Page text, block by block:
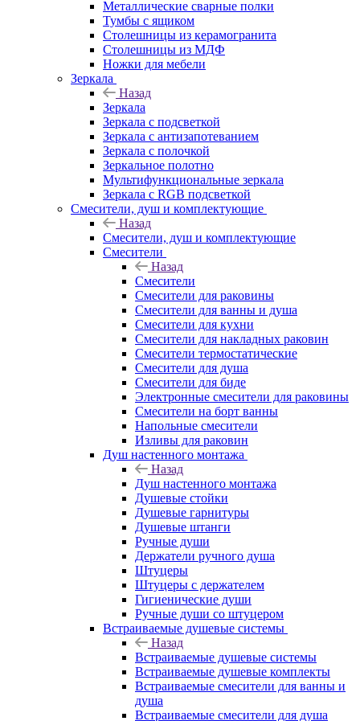
Металлические сварные полки
Тумбы с ящиком
Столешницы из керамогранита
Столешницы из МДФ
Ножки для мебели
Зеркала
Назад
Зеркала
Зеркала с подсветкой
Зеркала с антизапотеванием
Зеркала с полочкой
Зеркальное полотно
Мультифункциональные зеркала
Зеркала c RGB подсветкой
Смесители, душ и комплектующие
Назад
Смесители, душ и комплектующие
Смесители
Назад
Смесители
Смесители для раковины
Смесители для ванны и душа
Смесители для кухни
Смесители для накладных раковин
Смесители термостатические
Смесители для душа
Смесители для биде
Электронные смесители для раковины
Смесители на борт ванны
Напольные смесители
Изливы для раковин
Душ настенного монтажа
Назад
Душ настенного монтажа
Душевые стойки
Душевые гарнитуры
Душевые штанги
Ручные души
Держатели ручного душа
Штуцеры
Штуцеры с держателем
Гигиенические души
Ручные души со штуцером
Встраиваемые душевые системы
Назад
Встраиваемые душевые системы
Встраиваемые душевые комплекты
Встраиваемые смесители для ванны и
душа
Встраиваемые смесители для душа